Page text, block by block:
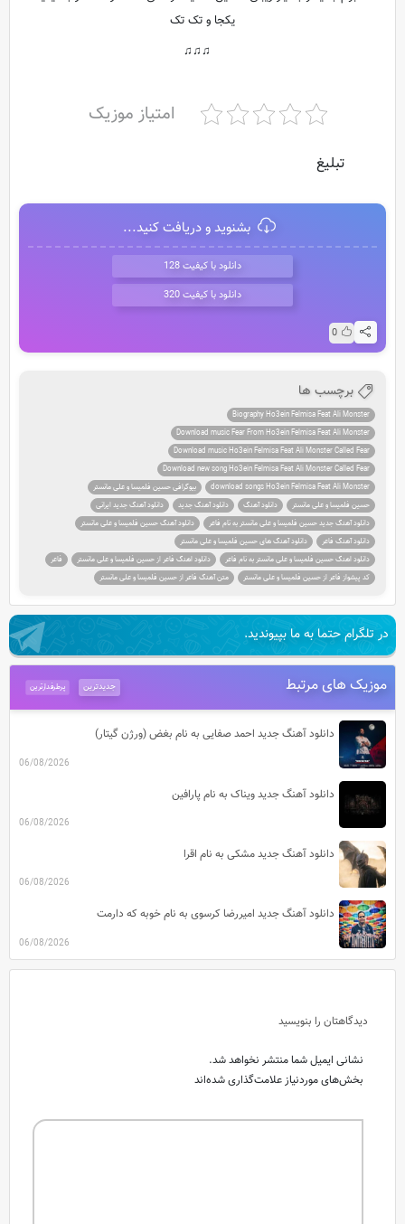
یکجا و تک تک
♫♫♫
امتیاز موزیک
تبلیغ
بشنوید و دریافت کنید...
دانلود با کیفیت 128
دانلود با کیفیت 320
0
برچسب ها
Biography Ho3ein Felmisa Feat Ali Monster
Download music Fear From Ho3ein Felmisa Feat Ali Monster
Download music Ho3ein Felmisa Feat Ali Monster Called Fear
Download new song Ho3ein Felmisa Feat Ali Monster Called Fear
download songs Ho3ein Felmisa Feat Ali Monster
بیوگرافی حسین فلمیسا و علی مانستر
حسین فلمیسا و علی مانستر
دانلود آهنگ دانلود آهنگ جدید
دانلود آهنگ جدید ایرانی
دانلود آهنگ جدید حسین فلمیسا و علی مانستر به نام فاعر
دانلود آهنگ حسین فلمیسا و علی مانستر
دانلود آهنگ فاعر
دانلود آهنگ های حسین فلمیسا و علی مانستر
دانلود اهنگ حسین فلمیسا و علی مانستر به نام فاعر
دانلود اهنگ فاعر از حسین فلمیسا و علی مانستر
فاعر
کد پیشواز فاعر از حسین فلمیسا و علی مانستر
متن آهنگ فاعر از حسین فلمیسا و علی مانستر
در تلگرام حتما به ما بپیوندید.
موزیک های مرتبط پرطرفدارترین جدیدترین
دانلود آهنگ جدید احمد صفایی به نام بغض (ورژن گیتار)
06/08/2026
دانلود آهنگ جدید ویناک به نام پارافین
06/08/2026
دانلود آهنگ جدید مشکی به نام اقرا
06/08/2026
دانلود آهنگ جدید امیررضا کرسوی به نام خوبه که دارمت
06/08/2026
دیدگاهتان را بنویسید
نشانی ایمیل شما منتشر نخواهد شد.
بخش‌های موردنیاز علامت‌گذاری شده‌اند